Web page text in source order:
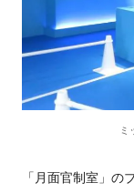
ミ
「月面官制室」の